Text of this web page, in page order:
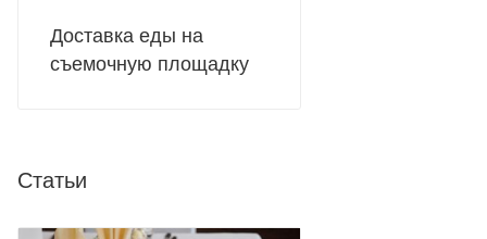
Доставка еды на
съемочную площадку
Статьи